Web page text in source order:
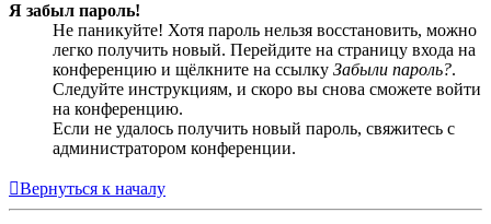
Я забыл пароль!
Не паникуйте! Хотя пароль нельзя восстановить, можно
легко получить новый. Перейдите на страницу входа на
конференцию и щёлкните на ссылку Забыли пароль?.
Следуйте инструкциям, и скоро вы снова сможете войти
на конференцию.
Если не удалось получить новый пароль, свяжитесь с
администратором конференции.
Вернуться к началу